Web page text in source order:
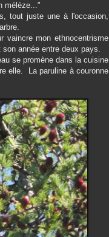
mélèze..."
tout juste une à l'occasion,
vaincre mon ethnocentrisme
année entre deux pays.
se promène dans la cuisine
elle. La paruline à couronne